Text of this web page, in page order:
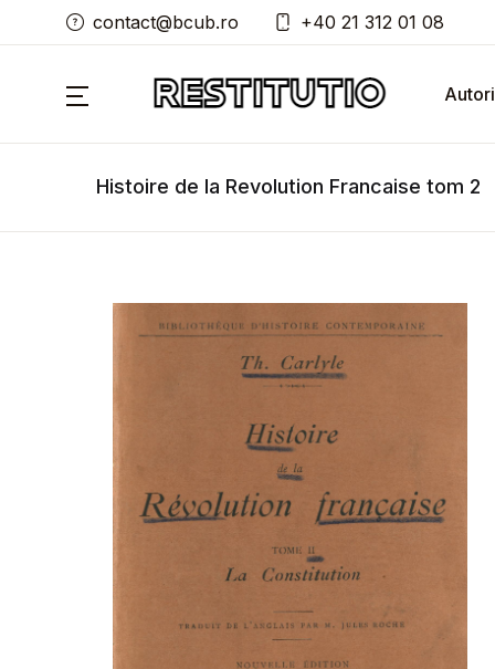
contact@bcub.ro +40 21 312 01 08
Autori
Histoire de la Revolution Francaise tom 2